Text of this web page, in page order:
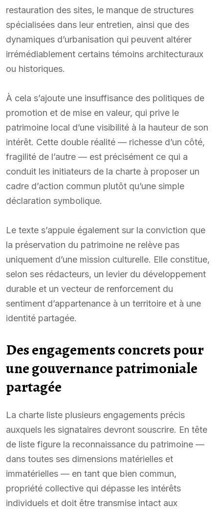
restauration des sites, le manque de structures
spécialisées dans leur entretien, ainsi que des
dynamiques d’urbanisation qui peuvent altérer
irrémédiablement certains témoins architecturaux
ou historiques.
À cela s’ajoute une insuffisance des politiques de
promotion et de mise en valeur, qui prive le
patrimoine local d’une visibilité à la hauteur de son
intérêt. Cette double réalité — richesse d’un côté,
fragilité de l’autre — est précisément ce qui a
conduit les initiateurs de la charte à proposer un
cadre d’action commun plutôt qu’une simple
déclaration symbolique.
Le texte s’appuie également sur la conviction que
la préservation du patrimoine ne relève pas
uniquement d’une mission culturelle. Elle constitue,
selon ses rédacteurs, un levier du développement
durable et un vecteur de renforcement du
sentiment d’appartenance à un territoire et à une
identité partagée.
Des engagements concrets pour
une gouvernance patrimoniale
partagée
La charte liste plusieurs engagements précis
auxquels les signataires devront souscrire. En tête
de liste figure la reconnaissance du patrimoine —
dans toutes ses dimensions matérielles et
immatérielles — en tant que bien commun,
propriété collective qui dépasse les intérêts
individuels et doit être transmise intact aux